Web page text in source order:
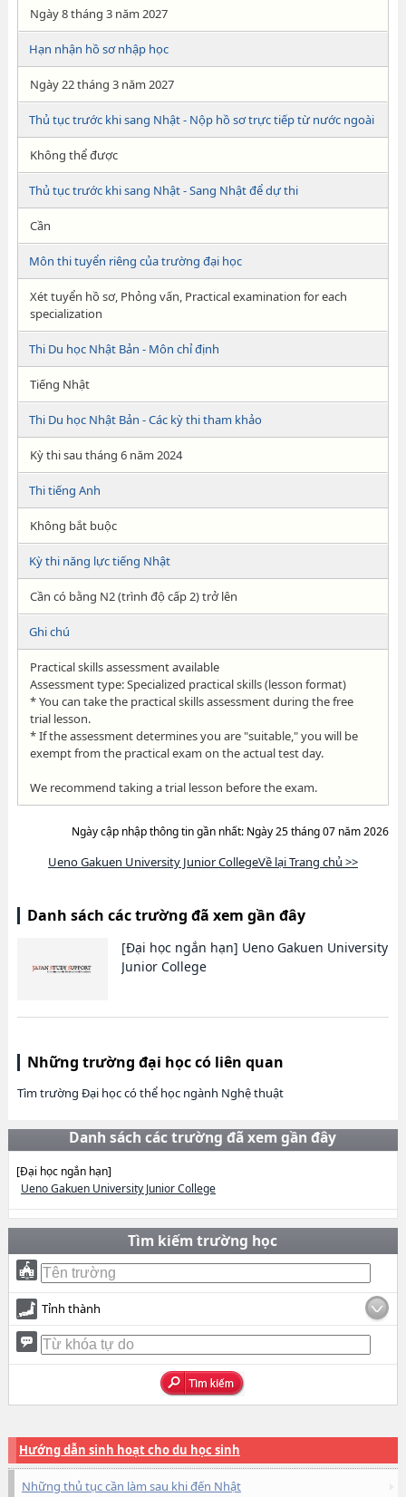
Ngày 8 tháng 3 năm 2027
Hạn nhận hồ sơ nhập học
Ngày 22 tháng 3 năm 2027
Thủ tục trước khi sang Nhật - Nộp hồ sơ trực tiếp từ nước ngoài
Không thể được
Thủ tục trước khi sang Nhật - Sang Nhật để dự thi
Cần
Môn thi tuyển riêng của trường đại học
Xét tuyển hồ sơ, Phỏng vấn, Practical examination for each
specialization
Thi Du học Nhật Bản - Môn chỉ định
Tiếng Nhật
Thi Du học Nhật Bản - Các kỳ thi tham khảo
Kỳ thi sau tháng 6 năm 2024
Thi tiếng Anh
Không bắt buộc
Kỳ thi năng lực tiếng Nhật
Cần có bằng N2 (trình độ cấp 2) trở lên
Ghi chú
Practical skills assessment available
Assessment type: Specialized practical skills (lesson format)
* You can take the practical skills assessment during the free
trial lesson.
* If the assessment determines you are "suitable," you will be
exempt from the practical exam on the actual test day.
We recommend taking a trial lesson before the exam.
Ngày cập nhập thông tin gần nhất: Ngày 25 tháng 07 năm 2026
Ueno Gakuen University Junior CollegeVề lại Trang chủ >>
Danh sách các trường đã xem gần đây
[Đại học ngắn hạn] Ueno Gakuen University
Junior College
Những trường đại học có liên quan
Tìm trường Đại học có thể học ngành Nghệ thuật
Danh sách các trường đã xem gần đây
[Đại học ngắn hạn]
Ueno Gakuen University Junior College
Tìm kiếm trường học
Tỉnh thành
Hướng dẫn sinh hoạt cho du học sinh
Những thủ tục cần làm sau khi đến Nhật